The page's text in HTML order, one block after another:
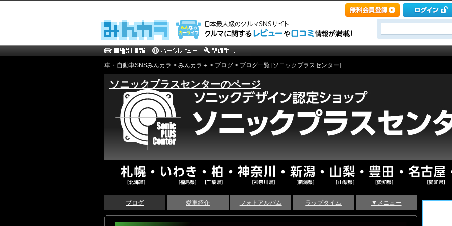
車・自動車SNSみんカラ > みんカラ＋ > ブログ > ブログ一覧 [ソニックプラスセンター]
ソニックプラスセンターのページ
ブログ 愛車紹介 フォトアルバム ラップタイム ▼メニュー